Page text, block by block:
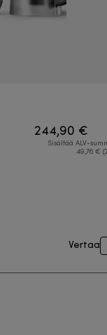
244,90 €
Sisältää ALV-
49,76 €
Vertaa